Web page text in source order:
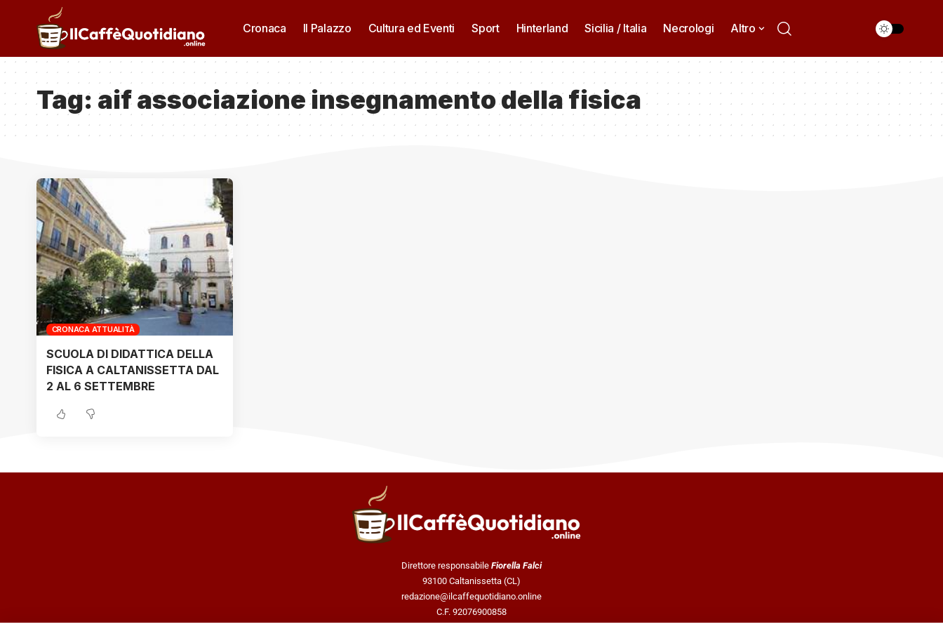
Cronaca Il Palazzo Cultura ed Eventi Sport Hinterland Sicilia / Italia Necrologi Altro
Tag: aif associazione insegnamento della fisica
CRONACA ATTUALITÀ
SCUOLA DI DIDATTICA DELLA
FISICA A CALTANISSETTA DAL
2 AL 6 SETTEMBRE
Direttore responsabile Fiorella Falci
93100 Caltanissetta (CL)
redazione@ilcaffequotidiano.online
C.F. 92076900858